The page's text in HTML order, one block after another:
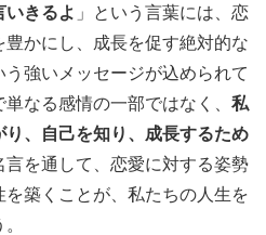
きるよ 」という言葉には、恋
かにし、成長を促す絶対的な
強いメッセージが込められて
なる感情の一部ではなく、 私
、自己を知り、成長するため
言を通して、恋愛に対する姿勢
築くことが、私たちの人生を